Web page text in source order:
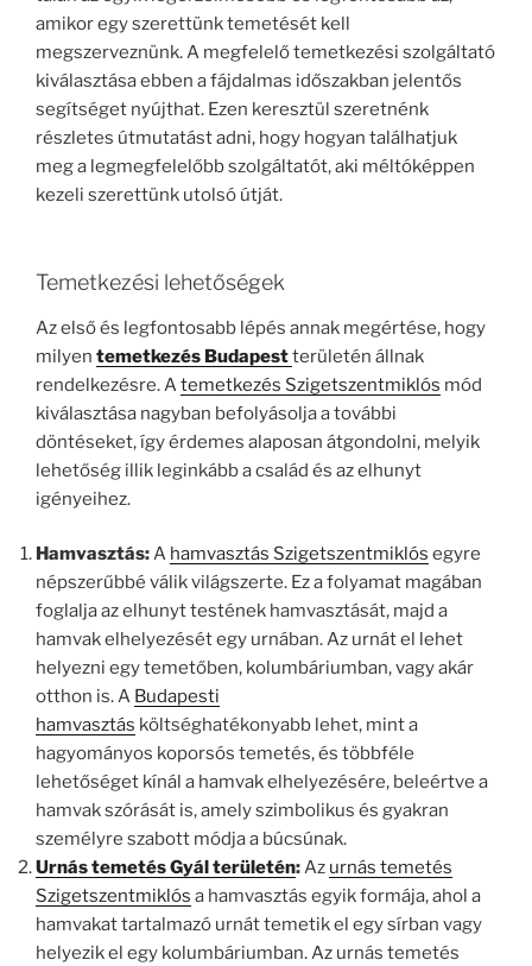
amikor egy szerettünk temetését kell
megszerveznünk. A megfelelő temetkezési szolgáltató
kiválasztása ebben a fájdalmas időszakban jelentős
segítséget nyújthat. Ezen keresztül szeretnénk
részletes útmutatást adni, hogy hogyan találhatjuk
meg a legmegfelelőbb szolgáltatót, aki méltóképpen
kezeli szerettünk utolsó útját.
Temetkezési lehetőségek
Az első és legfontosabb lépés annak megértése, hogy
milyen temetkezés Budapestterületén állnak
rendelkezésre. Atemetkezés Szigetszentmiklós mód
kiválasztása nagyban befolyásolja a további
döntéseket, így érdemes alaposan átgondolni, melyik
lehetőség illik leginkább a család és az elhunyt
igényeihez.
Hamvasztás:A hamvasztás Szigetszentmiklós egyre
népszerűbbé válik világszerte. Ez a folyamat magában
foglalja az elhunyt testének hamvasztását, majd a
hamvak elhelyezését egy urnában. Az urnát el lehet
helyezni egy temetőben, kolumbáriumban, vagy akár
otthon is. A Budapesti
hamvasztás költséghatékonyabb lehet, mint a
hagyományos koporsós temetés, és többféle
lehetőséget kínál a hamvak elhelyezésére, beleértve a
hamvak szórását is, amely szimbolikus és gyakran
személyre szabott módja a búcsúnak.
Urnás temetés Gyál területén:Az urnás temetés
Szigetszentmiklós a hamvasztás egyik formája, ahol a
hamvakat tartalmazó urnát temetik el egy sírban vagy
helyezik el egy kolumbáriumban. Az urnás temetés